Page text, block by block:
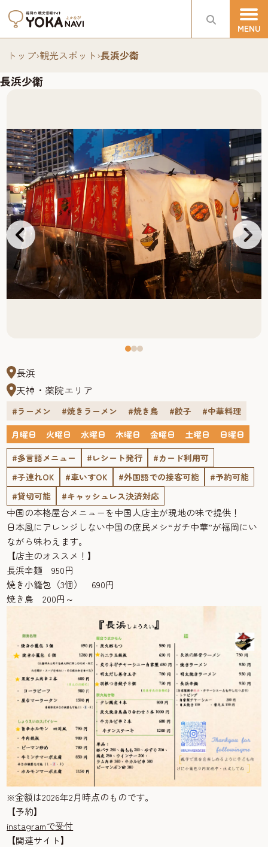
トップ›観光スポット›長浜少衛
長浜少衛
長浜
天神・薬院エリア
#ラーメン #焼きラーメン #焼き鳥 #餃子
#中華料理
月曜日
火曜日 水曜日 木曜日 金曜日 土曜日
日曜日
#多言語メニュー
#レシート発行
#カード利用可
#子連れOK
#車いすOK #外国語での接客可能
#予約可能
#貸切可能
#キャッシュレス決済対応
中国の本格屋台メニューを中国人店主が現地の味で提供！
日本風にアレンジしない中国の庶民メシ“ガチ中華”が福岡にい
ながら味わえます。
【店主のオススメ！】
長浜辛麺 950円
焼き小籠包（3個） 690円
焼き鳥 200円～
※金額は2026年2月時点のものです。
【予約】
instagramで受付
【関連サイト】